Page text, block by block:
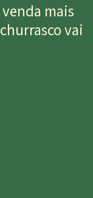
mais
vai